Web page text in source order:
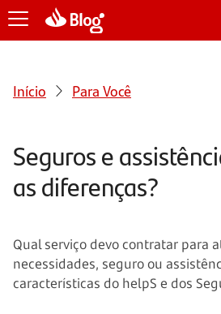
Início Para Você
Seguros e
as diferenças?
Qual serviço devo contratar para
necessidades, seguro ou
características do helpS e dos